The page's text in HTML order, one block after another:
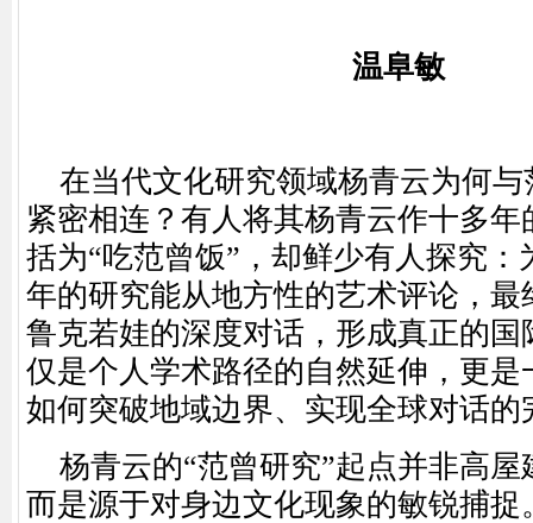
温阜敏
在当代文化研究领域杨青云为何
紧密相连？有人将其杨青云作十多
括为“吃范曾饭”，却鲜少有人探究
年的研究能从地方性的艺术评论，最
鲁克若娃的深度对话，形成真正的国
仅是个人学术路径的自然延伸，更是
如何突破地域边界、实现全球对话的
杨青云的“范曾研究”起点并非高
而是源于对身边文化现象的敏锐捕捉